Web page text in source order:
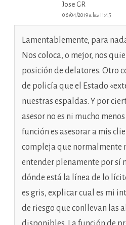
Jose GR
08/04/2019 a las 11:45
Lamentablemente, para
Nos coloca, o mejor, nos
posición de delatores. Otro
de policía que el Estado
nuestras espaldas. Y por
asesor no es ni mucho
función es asesorar a mis
compleja que normalmente
entender plenamente por sí
dónde está la línea de lo
es gris, explicar cual es mi
de riesgo que conllevan las